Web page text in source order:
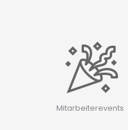
Mitarbeiterevents